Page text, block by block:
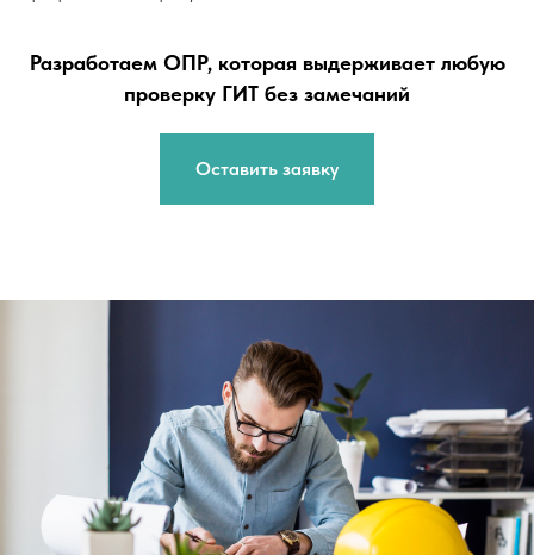
Разработаем ОПР, которая выдерживает любую
проверку ГИТ без замечаний
Оставить заявку